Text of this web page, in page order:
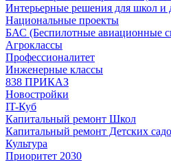
Интерьерные решения для школ и
Национальные проекты
БАС (Беспилотные авиационные
Агроклассы
Профессионалитет
Инженерные классы
838 ПРИКАЗ
Новостройки
IT-Куб
Капитальный ремонт Школ
Капитальный ремонт Детских
Культура
Приоритет 2030